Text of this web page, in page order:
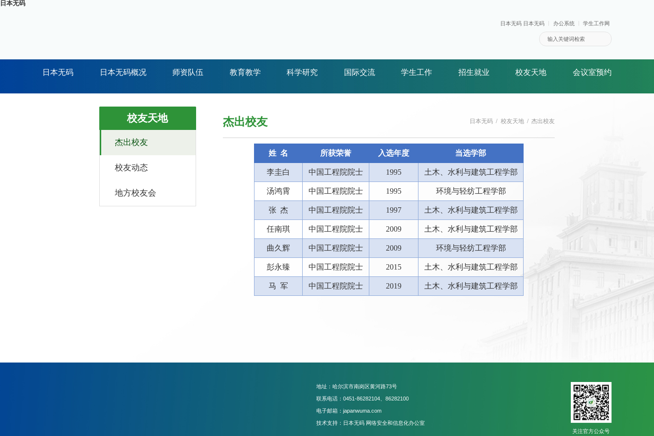
日本无码
日本无码 日本无码 办公系统 学生工作网
日本无码 日本无码概况 师资队伍 教育教学 科学研究 国际交流 学生工作 招生就业 校友天地 会议室预约
校友天地
杰出校友
校友动态
地方校友会
杰出校友 日本无码 校友天地 杰出校友
姓 名 所获荣誉 入选年度 当选学部
李圭白 中国工程院院士 1995 土木、水利与建筑工程学部
汤鸿霄 中国工程院院士 1995 环境与轻纺工程学部
张杰 中国工程院院士 1997 土木、水利与建筑工程学部
任南琪 中国工程院院士 2009 土木、水利与建筑工程学部
曲久辉 中国工程院院士 2009 环境与轻纺工程学部
彭永臻 中国工程院院士 2015 土木、水利与建筑工程学部
马 军 中国工程院院士 2019 土木、水利与建筑工程学部
地址：哈尔滨市南岗区黄河路73号
联系电话：0451-86282104、86282100
电子邮箱：japanwuma.com
技术支持：日本无码 网络安全和信息化办公室
关注官方公众号